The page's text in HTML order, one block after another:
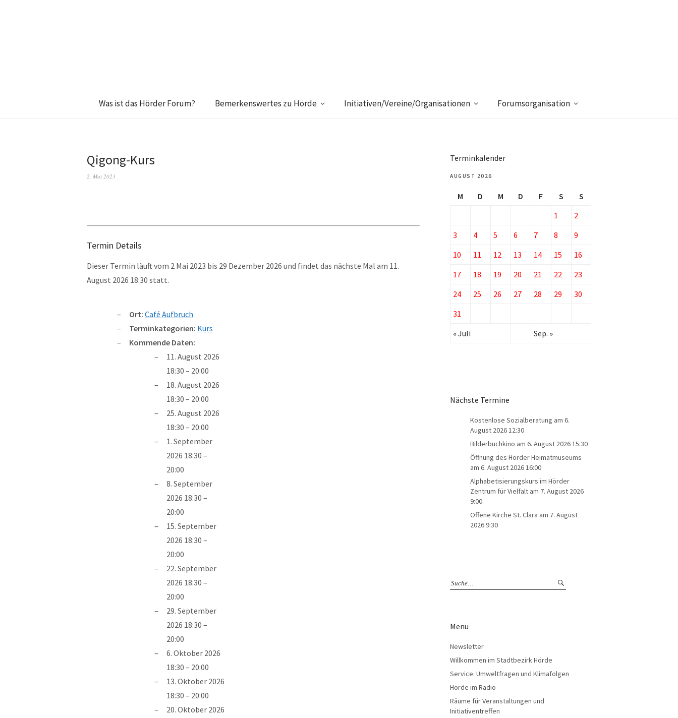
Was ist das Hörder Forum? Bemerkenswertes zu Hörde Initiativen/Vereine/Organisationen Forumsorganisation
Qigong-Kurs
2. Mai 2023
Termin Details
Dieser Termin läuft vom 2 Mai 2023 bis 29 Dezember 2026 und findet das nächste Mal am 11.
August 2026 18:30 statt.
Ort: Café Aufbruch
Terminkategorien: Kurs
Kommende Daten:
11. August 2026
18:30 – 20:00
18. August 2026
18:30 – 20:00
25. August 2026
18:30 – 20:00
1. September
2026 18:30 –
20:00
8. September
2026 18:30 –
20:00
15. September
2026 18:30 –
20:00
22. September
2026 18:30 –
20:00
29. September
2026 18:30 –
20:00
6. Oktober 2026
18:30 – 20:00
13. Oktober 2026
18:30 – 20:00
20. Oktober 2026
Terminkalender
AUGUST 2026
M D M D F S
S
1
2
3
4 5 6 7 8
9
10
11 12 13 14 15
16
17
18 19 20 21 22
23
24
25 26 27 28 29
30
31
« Juli
Sep. »
Nächste Termine
Kostenlose Sozialberatung am 6.
August 2026 12:30
Bilderbuchkino am 6. August 2026 15:30
Öffnung des Hörder Heimatmuseums
am 6. August 2026 16:00
Alphabetisierungskurs im Hörder
Zentrum für Vielfalt am 7. August 2026
9:00
Offene Kirche St. Clara am 7. August
2026 9:30
Menü
Newsletter
Willkommen im Stadtbezirk Hörde
Service: Umweltfragen und Klimafolgen
Hörde im Radio
Räume für Veranstaltungen und
Initiativentreffen